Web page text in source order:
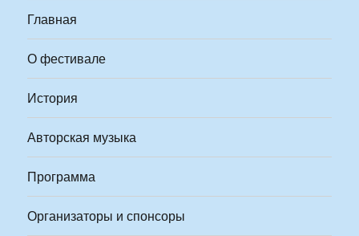
Главная
О фестивале
История
Авторская музыка
Программа
Организаторы и спонсоры